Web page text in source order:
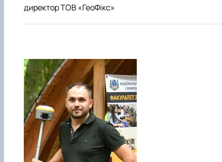
директор ТОВ «ГеоФікс»